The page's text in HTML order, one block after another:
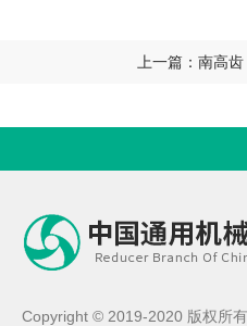
上一篇：南高
Copyright © 2019-2020 版权所